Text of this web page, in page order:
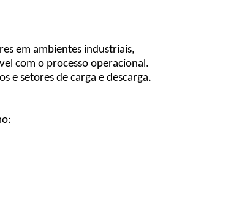
em ambientes industriais,
com o processo operacional.
e setores de carga e descarga.